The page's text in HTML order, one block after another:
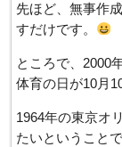
先ほど、無事作
すだけです。
ところで、2000
体育の日が10月
1964年の東京オ
たいということ